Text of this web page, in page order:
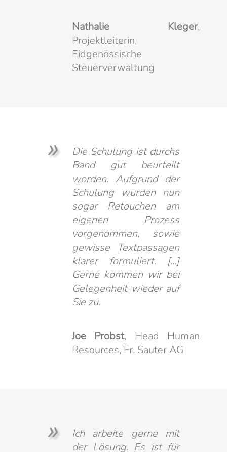
Nathalie Kleger,
Projektleiterin,
Eidgenössische
Steuerverwaltung
Die Schulung ist durchs
Band gut beurteilt
worden. Aufgrund der
Schulung wurden nun
sogar Retouchen am
eigenen Prozess
vorgenommen, sowie
gewisse Textpassagen
klarer formuliert. [...]
Gerne kommen wir bei
Gelegenheit wieder auf
Sie zu.
Joe Probst, Head Human
Resources, Fr. Sauter AG
Ich arbeite gerne mit
der Lösung. Es ist für